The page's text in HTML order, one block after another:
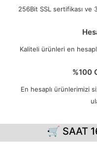
256Bit SSL sertifikası
Kaliteli ürünleri en
%100
En hesaplı ürünlerimizi
🛒 SAAT